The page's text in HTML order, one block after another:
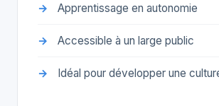
Apprentissage en autonomie
Accessible à un large public
Idéal pour développer une